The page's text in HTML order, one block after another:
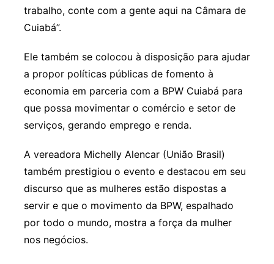
trabalho, conte com a gente aqui na Câmara de
Cuiabá”.
Ele também se colocou à disposição para ajudar
a propor políticas públicas de fomento à
economia em parceria com a BPW Cuiabá para
que possa movimentar o comércio e setor de
serviços, gerando emprego e renda.
A vereadora Michelly Alencar (União Brasil)
também prestigiou o evento e destacou em seu
discurso que as mulheres estão dispostas a
servir e que o movimento da BPW, espalhado
por todo o mundo, mostra a força da mulher
nos negócios.